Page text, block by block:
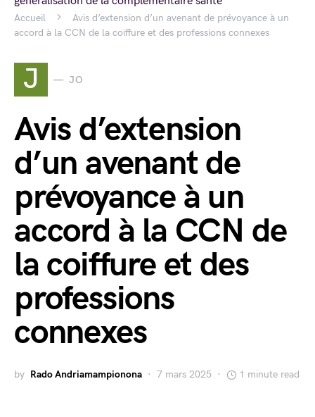
Accueil
Avis d’extension d’un avenant de prévoyance à un
accord à la CCN de la coiffure et des professions connexes
J JO
Avis d’extension
d’un avenant de
prévoyance à un
accord à la CCN de
la coiffure et des
professions
connexes
by Rado Andriamampionona 7 mars 2025 1 minute read